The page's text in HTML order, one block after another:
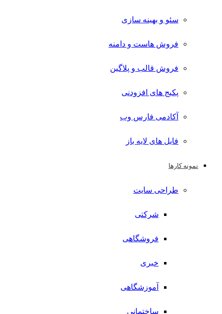
سئو و بهینه سازی
فروش هاست و دامنه
فروش قالب و پلاگین
پکیج های افزودنی
آکادمی فارس وب
فایل های لایه باز
نمونه کارها
طراحی سایت
شرکتی
فروشگاهی
خبری
آموزشگاهی
ساختمانی